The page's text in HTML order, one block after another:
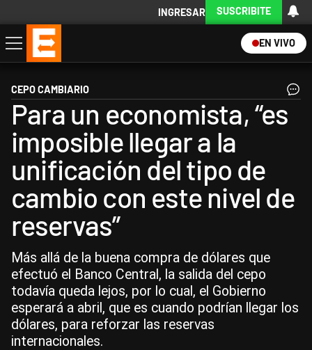
INGRESAR SUSCRIBITE
EN VIVO
Economía
Política
Internacional
Actualidad
Descargá la App
CEPO CAMBIARIO
Para un economista, “es
imposible llegar a la
unificación del tipo de
cambio con este nivel de
reservas”
Más allá de la buena compra de dólares que
efectuó el Banco Central, la salida del cepo
todavía queda lejos, por lo cual, el Gobierno
esperará a abril, que es cuando podrían llegar los
dólares, para reforzar las reservas
internacionales.